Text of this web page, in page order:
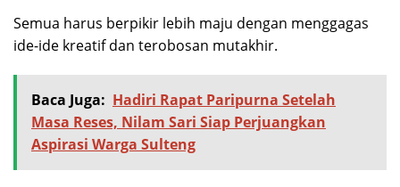
Semua harus berpikir lebih maju dengan menggagas
ide-ide kreatif dan terobosan mutakhir.
Baca Juga: Hadiri Rapat Paripurna Setelah
Masa Reses, Nilam Sari Siap Perjuangkan
Aspirasi Warga Sulteng